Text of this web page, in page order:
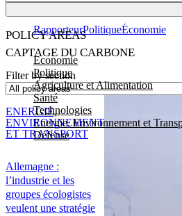
POLICY AREAS
Economie
Politique
Agriculture et Alimentation
Santé
Technologies
Energie, Environnement et
Défense
RapporteurPolitiqueÉconomie
CAPTAGE DU CARBONE
Filter by section
Allemagne :
l’industrie et les
groupes écologistes
veulent une stratégie
ENERGIE,
ENVIRONNEMENT
ET TRANSPORT